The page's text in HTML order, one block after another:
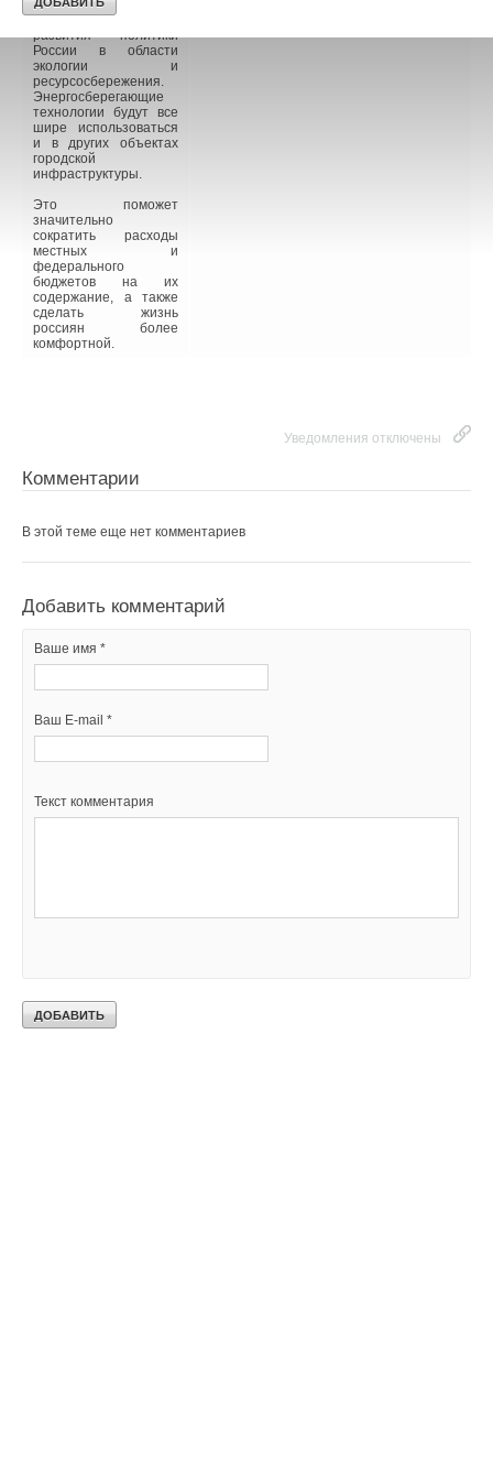
данные объекты, но и
станет стимулом
развития политики
России в области
экологии и
ресурсосбережения.
Энергосберегающие
технологии будут все
шире использоваться
и в других объектах
городской
инфраструктуры.
Это поможет
значительно
сократить расходы
местных и
федерального
бюджетов на их
содержание, а также
сделать жизнь
россиян более
комфортной.
Уведомления отключены
Комментарии
В этой теме еще нет комментариев
Добавить комментарий
Ваше имя *
Ваш E-mail *
Текст комментария